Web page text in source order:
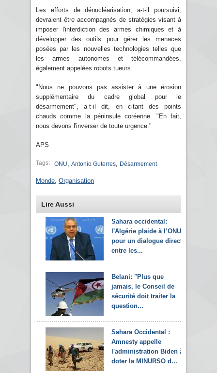
Les efforts de dénucléarisation, a-t-il poursuivi,
devraient être accompagnés de stratégies visant à
imposer l'interdiction des armes chimiques et à
développer des outils pour gérer les menaces
posées par les nouvelles technologies telles que
les armes autonomes et télécommandées,
également appelées robots tueurs.
"Nous ne pouvons pas assister à une érosion
supplémentaire du cadre global pour le
désarmement", a-t-il dit, en citant des points
chauds comme la péninsule coréenne. "En fait,
nous devons l'inverser de toute urgence."
APS
Tags: ONU Antonio Guterres Désarmement
Monde Organisation
Lire Aussi
Sahara occidental:
l'Algérie plaide à l’ONU
pour un dialogue direct
entre les...
Belani: "Plus que
jamais, le Conseil de
sécurité doit traiter la
question...
Sahara Occidental :
Amnesty appelle
l'administration Biden à
doter la MINURSO d...